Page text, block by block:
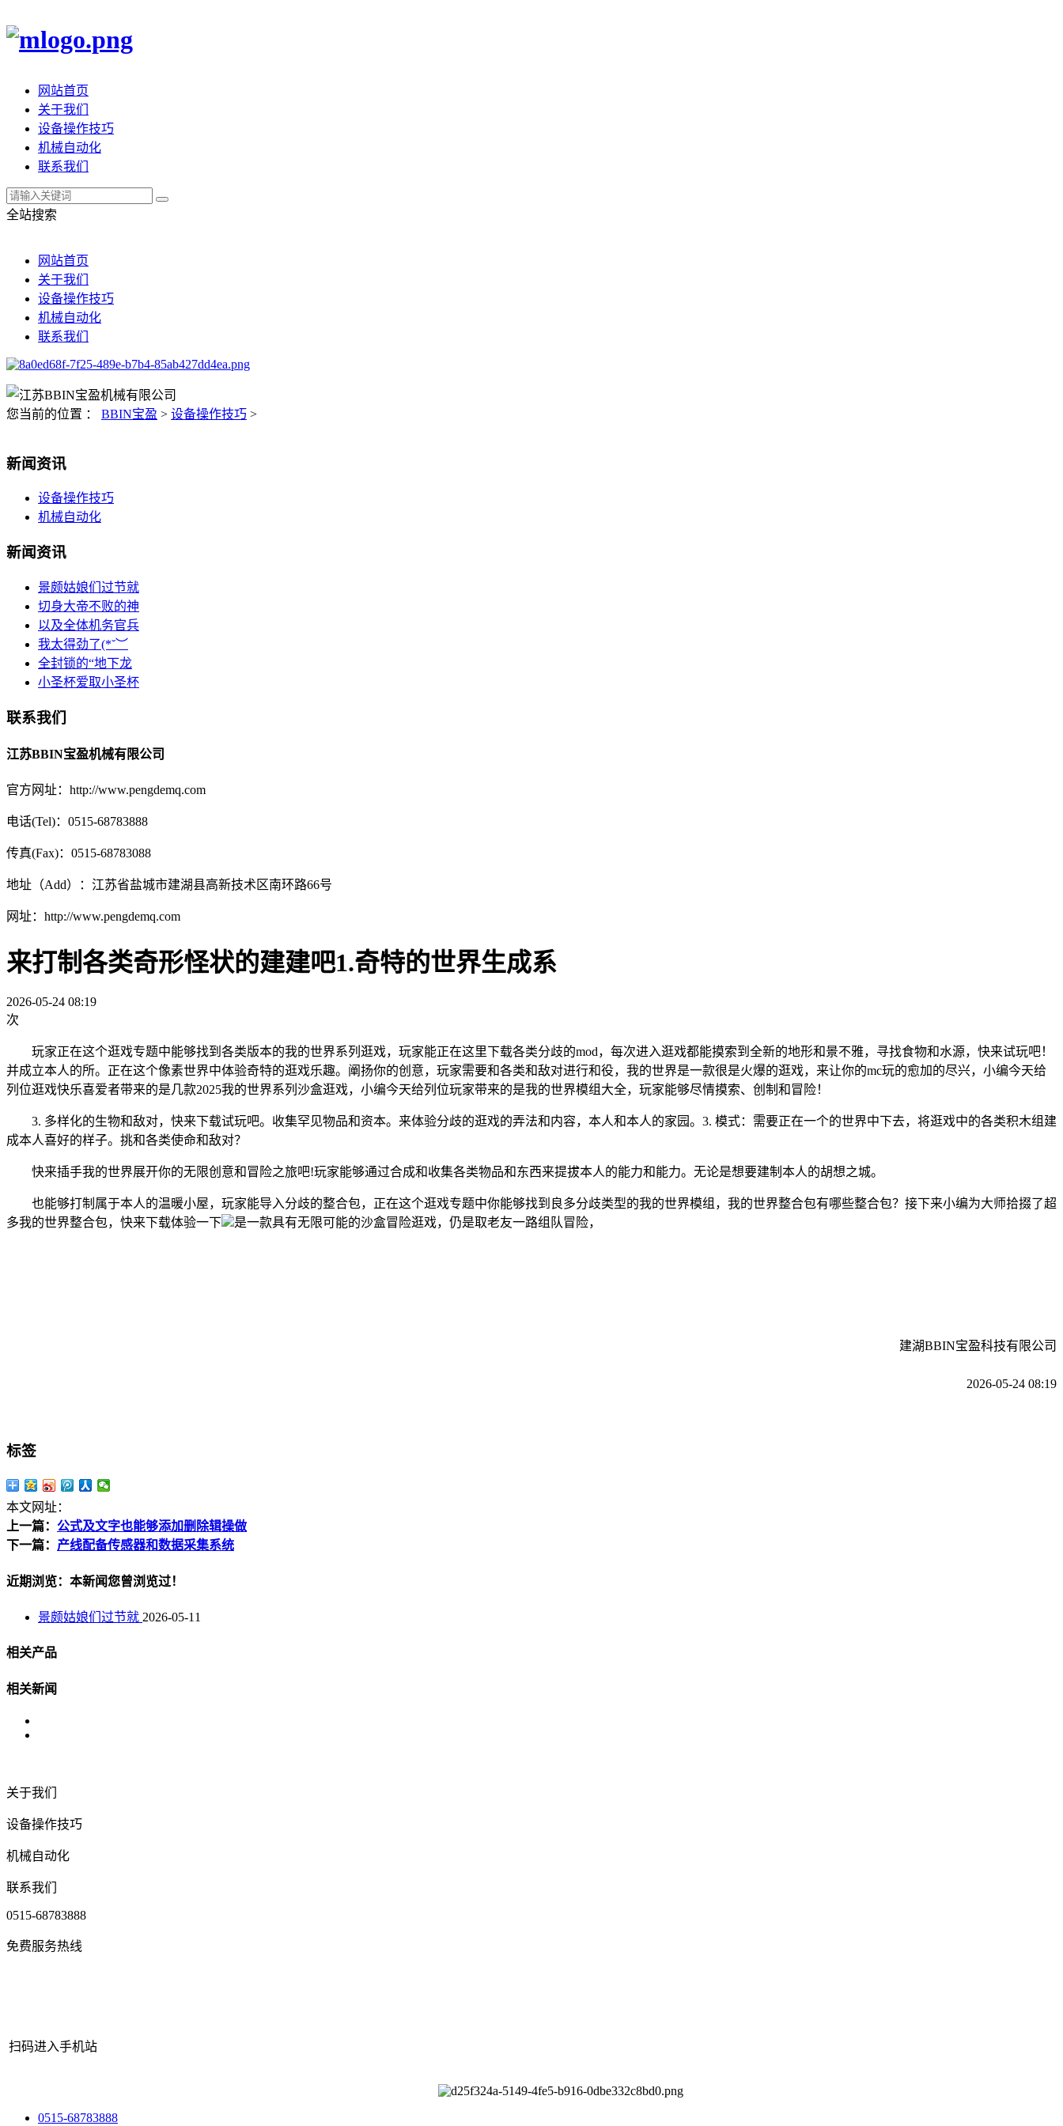
网站首页
关于我们
设备操作技巧
机械自动化
联系我们
全站搜索
网站首页
关于我们
设备操作技巧
机械自动化
联系我们
您当前的位置 ： BBIN宝盈 > 设备操作技巧 >
新闻资讯
设备操作技巧
机械自动化
新闻资讯
景颇姑娘们过节就
切身大帝不败的神
以及全体机务官兵
我太得劲了(*˘︶
全封锁的“地下龙
小圣杯爱取小圣杯
联系我们
江苏BBIN宝盈机械有限公司
官方网址：http://www.pengdemq.com
电话(Tel)：0515-68783888
传真(Fax)：0515-68783088
地址（Add）：江苏省盐城市建湖县高新技术区南环路66号
网址：http://www.pengdemq.com
来打制各类奇形怪状的建建吧1.奇特的世界生成系
2026-05-24 08:19
次
玩家正在这个逛戏专题中能够找到各类版本的我的世界系列逛戏，玩家能正在这里下载各类分歧的mod，每次进入逛戏都能摸索到全新的地形和景不雅，寻找食物和水源，快来试玩吧！
并成立本人的所。正在这个像素世界中体验奇特的逛戏乐趣。阐扬你的创意，玩家需要和各类和敌对进行和役，我的世界是一款很是火爆的逛戏，来让你的mc玩的愈加的尽兴，小编今天给
列位逛戏快乐喜爱者带来的是几款2025我的世界系列沙盒逛戏，小编今天给列位玩家带来的是我的世界模组大全，玩家能够尽情摸索、创制和冒险！
3. 多样化的生物和敌对，快来下载试玩吧。收集罕见物品和资本。来体验分歧的逛戏的弄法和内容，本人和本人的家园。3. 模式：需要正在一个的世界中下去，将逛戏中的各类积木组建
成本人喜好的样子。挑和各类使命和敌对？
快来插手我的世界展开你的无限创意和冒险之旅吧!玩家能够通过合成和收集各类物品和东西来提拔本人的能力和能力。无论是想要建制本人的胡想之城。
也能够打制属于本人的温暖小屋，玩家能导入分歧的整合包，正在这个逛戏专题中你能够找到良多分歧类型的我的世界模组，我的世界整合包有哪些整合包？接下来小编为大师拾掇了超
多我的世界整合包，快来下载体验一下
是一款具有无限可能的沙盒冒险逛戏，仍是取老友一路组队冒险，
建湖BBIN宝盈科技有限公司
2026-05-24 08:19
标签
本文网址：
上一篇： 公式及文字也能够添加删除辑操做
下一篇： 产线配备传感器和数据采集系统
近期浏览：本新闻您曾浏览过！
景颇姑娘们过节就 2026-05-11
相关产品
相关新闻
关于我们
设备操作技巧
机械自动化
联系我们
0515-68783888
免费服务热线
扫码进入手机站
0515-68783888